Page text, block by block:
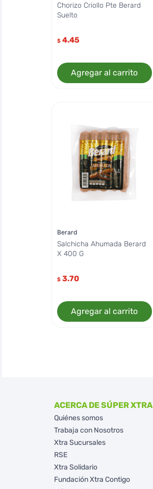
Chorizo Criollo Pte Berard
Suelto
$ 4.45
Agregar al carrito
Berard
Salchicha Ahumada Berard
X 400 G
$ 3.70
Agregar al carrito
ACERCA DE SÚPER XTRA
Quiénes somos
Trabaja con Nosotros
Xtra Sucursales
RSE
Xtra Solidario
Fundación Xtra Contigo